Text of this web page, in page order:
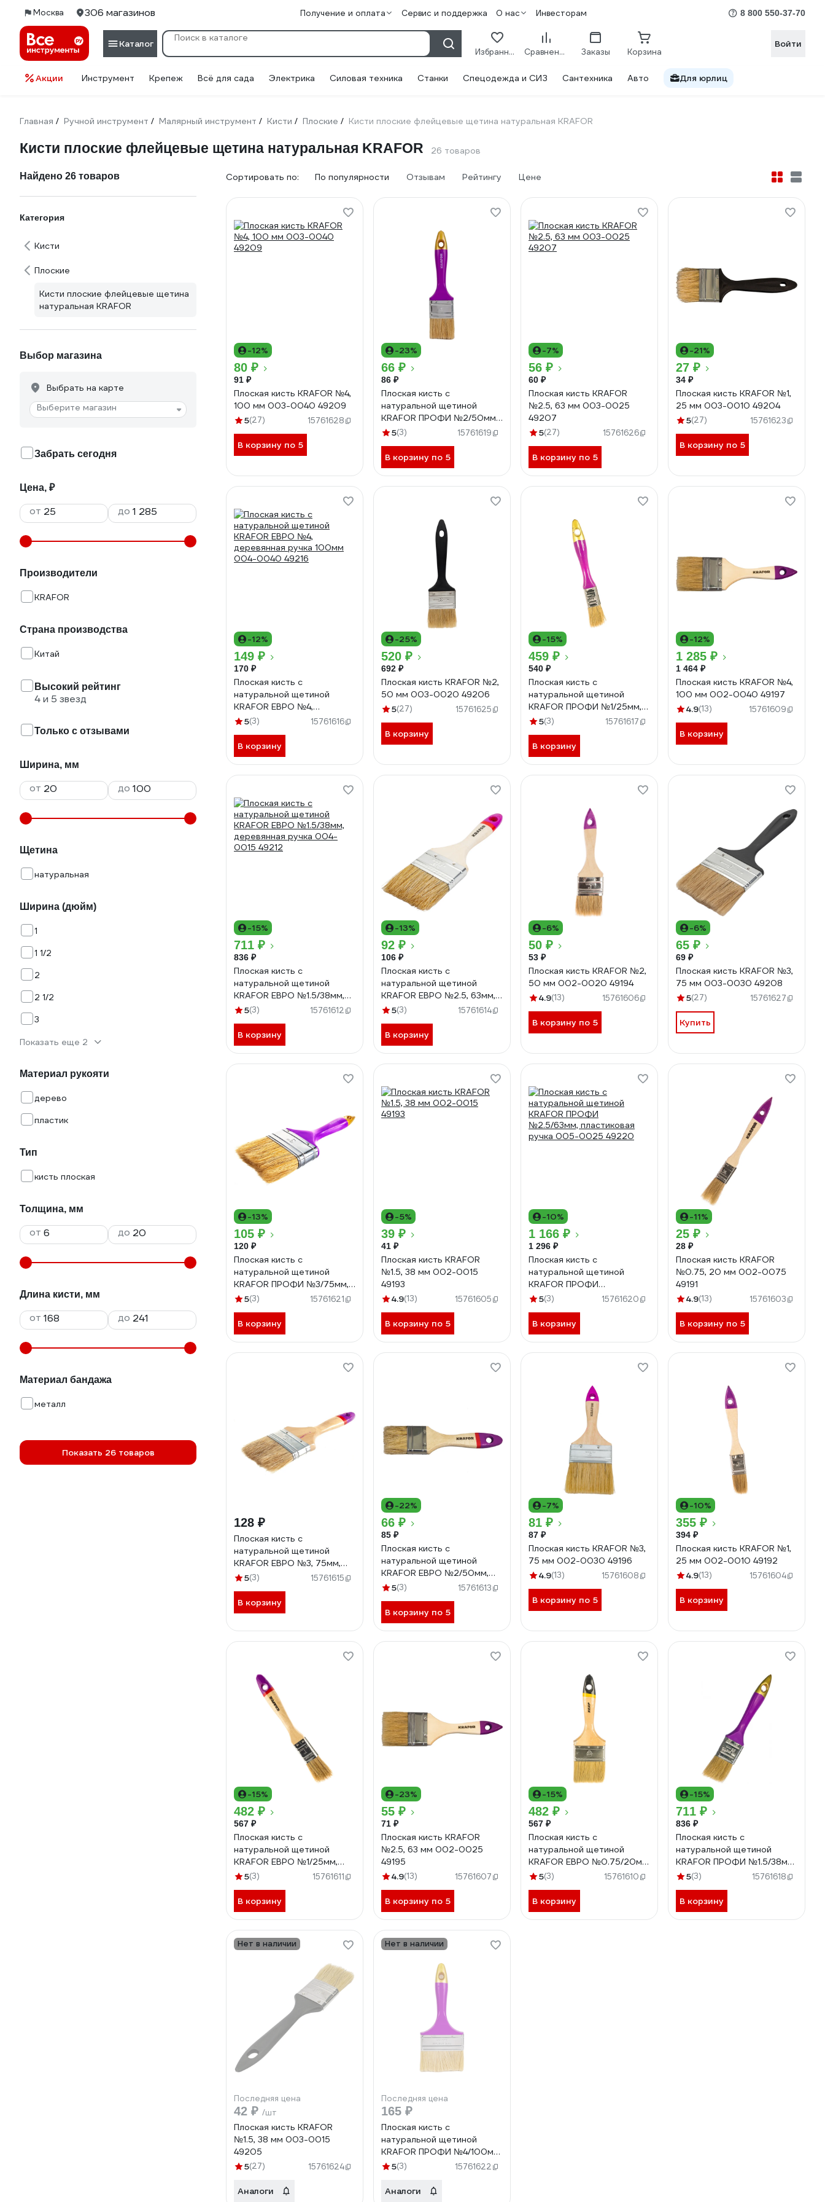
Москва 306 магазинов Получение и оплата Сервис и поддержка О нас Инвесторам 8 800 550-37-70
Каталог
Избранное Сравнение Заказы Корзина
Войти
Акции Инструмент Крепеж Всё для сада Электрика Силовая техника Станки Спецодежда и СИЗ Сантехника Авто Для юрлиц
Главная / Ручной инструмент / Малярный инструмент / Кисти / Плоские / Кисти плоские флейцевые щетина натуральная KRAFOR
Кисти плоские флейцевые щетина натуральная KRAFOR 26 товаров
Найдено 26 товаров
Категория
Кисти
Плоские
Кисти плоские флейцевые щетина
натуральная KRAFOR
Выбор магазина
Выбрать на карте
Выберите магазин
Забрать сегодня
Цена, ₽
от до
Производители
KRAFOR
Страна производства
Китай
Высокий рейтинг
4 и 5 звезд
Только с отзывами
Ширина, мм
от до
Щетина
натуральная
Ширина (дюйм)
1
1 1/2
2
2 1/2
3
Показать еще 2
Материал рукояти
дерево
пластик
Тип
кисть плоская
Толщина, мм
от до
Длина кисти, мм
от до
Материал бандажа
металл
Показать 26 товаров
Сортировать по: По популярности Отзывам Рейтингу Цене
-12%
80 ₽
91 ₽
Плоская кисть KRAFOR №4,
100 мм 003-0040 49209
5(27) 15761628
В корзину по 5
-23%
66 ₽
86 ₽
Плоская кисть с
натуральной щетиной
KRAFOR ПРОФИ №2/50мм,
пластиковая ручка 005-
5(3) 15761619
В корзину по 5
-7%
56 ₽
60 ₽
Плоская кисть KRAFOR
№2.5, 63 мм 003-0025
49207
5(27) 15761626
В корзину по 5
-21%
27 ₽
34 ₽
Плоская кисть KRAFOR №1,
25 мм 003-0010 49204
5(27) 15761623
В корзину по 5
-12%
149 ₽
170 ₽
Плоская кисть с
натуральной щетиной
KRAFOR ЕВРО №4,
деревянная ручка 100мм
5(3) 15761616
В корзину
-25%
520 ₽
692 ₽
Плоская кисть KRAFOR №2,
50 мм 003-0020 49206
5(27) 15761625
В корзину
-15%
459 ₽
540 ₽
Плоская кисть с
натуральной щетиной
KRAFOR ПРОФИ №1/25мм,
пластиковая ручка 005-
5(3) 15761617
В корзину
-12%
1 285 ₽
1 464 ₽
Плоская кисть KRAFOR №4,
100 мм 002-0040 49197
4.9(13) 15761609
В корзину
-15%
711 ₽
836 ₽
Плоская кисть с
натуральной щетиной
KRAFOR ЕВРО №1.5/38мм,
деревянная ручка 004-
5(3) 15761612
В корзину
-13%
92 ₽
106 ₽
Плоская кисть с
натуральной щетиной
KRAFOR ЕВРО №2.5, 63мм,
деревянная ручка 004-
5(3) 15761614
В корзину
-6%
50 ₽
53 ₽
Плоская кисть KRAFOR №2,
50 мм 002-0020 49194
4.9(13) 15761606
В корзину по 5
-6%
65 ₽
69 ₽
Плоская кисть KRAFOR №3,
75 мм 003-0030 49208
5(27) 15761627
Купить
-13%
105 ₽
120 ₽
Плоская кисть с
натуральной щетиной
KRAFOR ПРОФИ №3/75мм,
пластиковая ручка 005-
5(3) 15761621
В корзину
-5%
39 ₽
41 ₽
Плоская кисть KRAFOR
№1.5, 38 мм 002-0015
49193
4.9(13) 15761605
В корзину по 5
-10%
1 166 ₽
1 296 ₽
Плоская кисть с
натуральной щетиной
KRAFOR ПРОФИ
№2.5/63мм, пластиковая
5(3) 15761620
В корзину
-11%
25 ₽
28 ₽
Плоская кисть KRAFOR
№0.75, 20 мм 002-0075
49191
4.9(13) 15761603
В корзину по 5
128 ₽
Плоская кисть с
натуральной щетиной
KRAFOR ЕВРО №3, 75мм,
деревянная ручка 004-
5(3) 15761615
В корзину
-22%
66 ₽
85 ₽
Плоская кисть с
натуральной щетиной
KRAFOR ЕВРО №2/50мм,
деревянная ручка 004-
5(3) 15761613
В корзину по 5
-7%
81 ₽
87 ₽
Плоская кисть KRAFOR №3,
75 мм 002-0030 49196
4.9(13) 15761608
В корзину по 5
-10%
355 ₽
394 ₽
Плоская кисть KRAFOR №1,
25 мм 002-0010 49192
4.9(13) 15761604
В корзину
-15%
482 ₽
567 ₽
Плоская кисть с
натуральной щетиной
KRAFOR ЕВРО №1/25мм,
деревянная ручка 004-
5(3) 15761611
В корзину
-23%
55 ₽
71 ₽
Плоская кисть KRAFOR
№2.5, 63 мм 002-0025
49195
4.9(13) 15761607
В корзину по 5
-15%
482 ₽
567 ₽
Плоская кисть с
натуральной щетиной
KRAFOR ЕВРО №0.75/20мм,
деревянная ручка 004-
5(3) 15761610
В корзину
-15%
711 ₽
836 ₽
Плоская кисть с
натуральной щетиной
KRAFOR ПРОФИ №1.5/38мм,
пластиковая ручка 005-
5(3) 15761618
В корзину
Нет в наличии
Последняя цена
42 ₽ /шт
Плоская кисть KRAFOR
№1.5, 38 мм 003-0015
49205
5(27) 15761624
Аналоги
Нет в наличии
Последняя цена
165 ₽
Плоская кисть с
натуральной щетиной
KRAFOR ПРОФИ №4/100мм,
пластиковая ручка 005-
5(3) 15761622
Аналоги